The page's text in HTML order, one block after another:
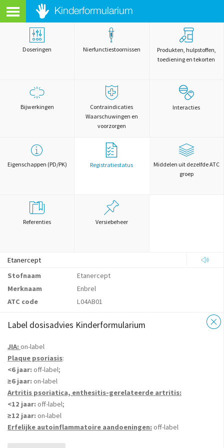
Doseringen Nierfunctiestoornissen
Produkten, hulpstoffen,
toediening en tekorten
Bijwerkingen
Contraindicaties
Waarschuwingen en
voorzorgen
Interacties
Eigenschappen (PD/PK) Registratiestatus
Middelen uit dezelfde ATC
groep
Referenties Versiebeheer
Etanercept
Stofnaam
Etanercept
Merknaam
Enbrel
ATC code
L04AB01
Label dosisadvies Kinderformularium
JIA: on-label
Plaque psoriasis:
<6 jaar: off-label;
≥6 jaar: on-label
Artritis psoriatica, enthesitis-gerelateerde artritis:
<12 jaar: off-label;
≥12 jaar: on-label
Erfelijke autoinflammatoire aandoeningen: off-label